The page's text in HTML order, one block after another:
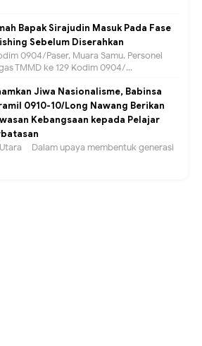
Bapak Sirajudin Masuk Pada Fase
Sebelum Diserahkan
0904/Paser, Muara Samu. Personel
TMMD ke 129 Kodim 0904/...
Jiwa Nasionalisme, Babinsa
0910-10/Long Nawang Berikan
Kebangsaan kepada Pelajar
– Dalam upaya membentuk generasi